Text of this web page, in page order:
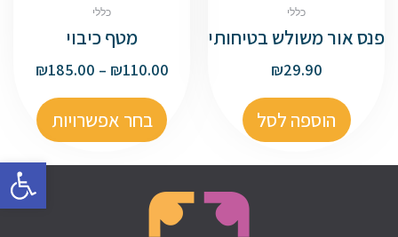
פתח
כללי
פנס אור משולש בטיחותי
₪29.90
הוספה לסל
כללי
מטף כיבוי
₪110.00
–
₪185.00
בחר אפשרויות